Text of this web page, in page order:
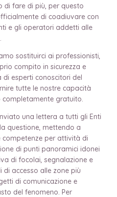
di fare di più, per questo
di coadiuvare con
e gli operatori addetti alle
sostituirci ai professionisti,
compito in sicurezza e
di esperti conoscitori del
tutte le nostre capacità
completamente gratuito.
una lettera a tutti gli Enti
questione, mettendo a
competenze per attività di
di punti panoramici idonei
di focolai, segnalazione e
accesso alle zone più
di comunicazione e
del fenomeno. Per